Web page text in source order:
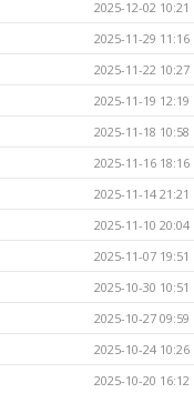
2025-12-02 10:21
2025-11-29 11:16
2025-11-22 10:27
2025-11-19 12:19
2025-11-18 10:58
2025-11-16 18:16
2025-11-14 21:21
2025-11-10 20:04
2025-11-07 19:51
2025-10-30 10:51
2025-10-27 09:59
2025-10-24 10:26
2025-10-20 16:12